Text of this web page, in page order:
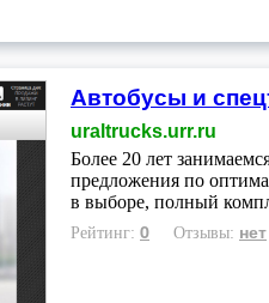
Автобусы и
uraltrucks.urr.ru
Более 20 лет
предложения по
в выборе, полный
Рейтинг: 0 Отзывы: нет